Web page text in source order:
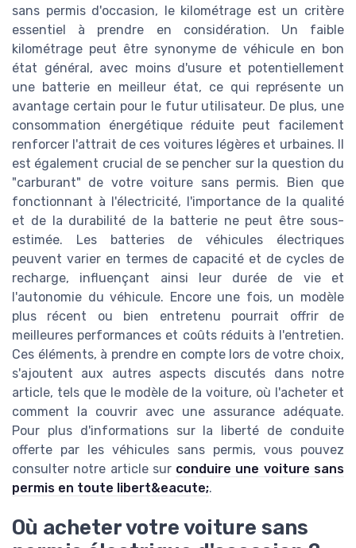
sans permis d'occasion, le kilométrage est un critère
essentiel à prendre en considération. Un faible
kilométrage peut être synonyme de véhicule en bon
état général, avec moins d'usure et potentiellement
une batterie en meilleur état, ce qui représente un
avantage certain pour le futur utilisateur. De plus, une
consommation énergétique réduite peut facilement
renforcer l'attrait de ces voitures légères et urbaines. Il
est également crucial de se pencher sur la question du
"carburant" de votre voiture sans permis. Bien que
fonctionnant à l'électricité, l'importance de la qualité
et de la durabilité de la batterie ne peut être sous-
estimée. Les batteries de véhicules électriques
peuvent varier en termes de capacité et de cycles de
recharge, influençant ainsi leur durée de vie et
l'autonomie du véhicule. Encore une fois, un modèle
plus récent ou bien entretenu pourrait offrir de
meilleures performances et coûts réduits à l'entretien.
Ces éléments, à prendre en compte lors de votre choix,
s'ajoutent aux autres aspects discutés dans notre
article, tels que le modèle de la voiture, où l'acheter et
comment la couvrir avec une assurance adéquate.
Pour plus d'informations sur la liberté de conduite
offerte par les véhicules sans permis, vous pouvez
consulter notre article sur conduire une voiture sans
permis en toute libert&eacute;.
Où acheter votre voiture sans